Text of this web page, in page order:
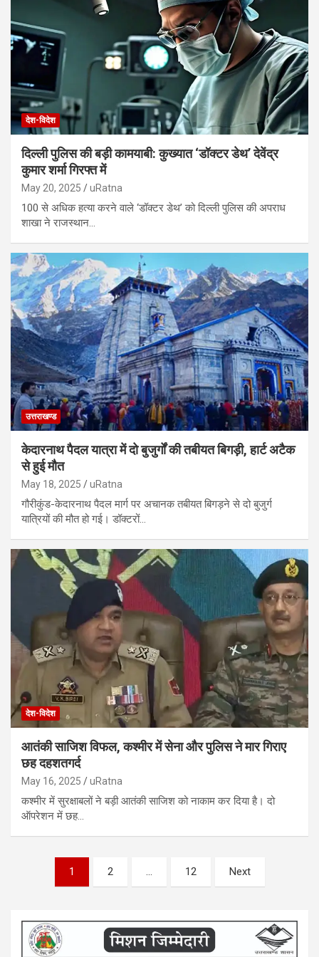
देश-विदेश
दिल्ली पुलिस की बड़ी कामयाबी: कुख्यात ‘डॉक्टर डेथ’ देवेंद्र
कुमार शर्मा गिरफ्त में
May 20, 2025 uRatna
100 से अधिक हत्या करने वाले ‘डॉक्टर डेथ’ को दिल्ली पुलिस की अपराध
शाखा ने राजस्थान…
उत्तराखण्ड
केदारनाथ पैदल यात्रा में दो बुजुर्गों की तबीयत बिगड़ी, हार्ट अटैक
से हुई मौत
May 18, 2025 uRatna
गौरीकुंड-केदारनाथ पैदल मार्ग पर अचानक तबीयत बिगड़ने से दो बुजुर्ग
यात्रियों की मौत हो गई। डॉक्टरों…
देश-विदेश
आतंकी साजिश विफल, कश्मीर में सेना और पुलिस ने मार गिराए
छह दहशतगर्द
May 16, 2025 uRatna
कश्मीर में सुरक्षाबलों ने बड़ी आतंकी साजिश को नाकाम कर दिया है। दो
ऑपरेशन में छह…
1 2 … 12 Next